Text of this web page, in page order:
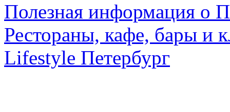
Полезная информация о
Рестораны, кафе, бары и
Lifestyle Петербург